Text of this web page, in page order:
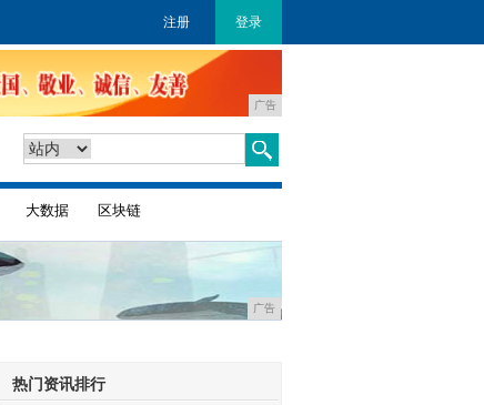
注册 登录
广告
大数据 区块链
广告
热门资讯排行